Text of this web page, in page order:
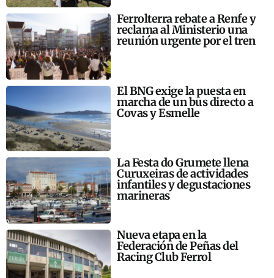
Ferrolterra rebate a Renfe y
reclama al Ministerio una
reunión urgente por el tren
El BNG exige la puesta en
marcha de un bus directo a
Covas y Esmelle
La Festa do Grumete llena
Curuxeiras de actividades
infantiles y degustaciones
marineras
Nueva etapa en la
Federación de Peñas del
Racing Club Ferrol